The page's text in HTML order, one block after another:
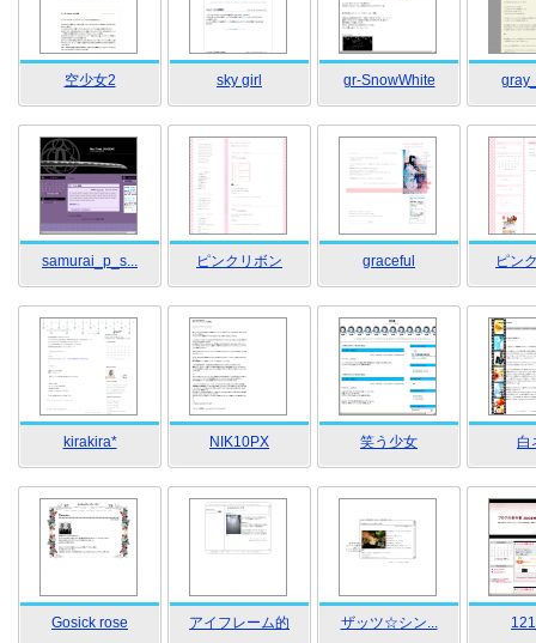
空少女2 sky girl gr-SnowWhite
samurai_p_s... ピンクリボン graceful ピン
kirakira* NIK10PX 笑う少女 白
Gosick rose アイフレーム的 ザッツ☆シン...